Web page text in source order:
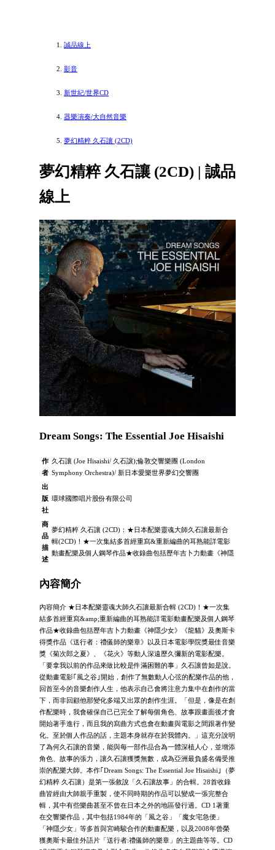
誠品線上
影音
新世紀/世界CD
器樂演奏/大自然音樂
夢幻精粹 久石讓 (2CD)
夢幻精粹 久石讓 (2CD) | 誠品
線上
Dream Songs: The Essential Joe Hisaishi
作
者
久石讓 (Joe Hisaishi/ 久石譲);倫敦交響樂團 (London
Symphony Orchestra)/ 新日本愛樂世界夢幻交響團
出
版
社
環球國際唱片股份有限公司
商
品
描
述
夢幻精粹 久石讓 (2CD)：★日本配樂靈魂大師久石讓最新合
輯(2CD)！★一次集結多首經重寫&重新編曲的耳熟能詳電影
動畫配樂及個人鋼琴作品★收錄曲包括歷年吉卜力動畫《神隱
內容簡介
內容簡介 ★日本配樂靈魂大師久石讓最新合輯 (2CD)！★一次集
結多首經重寫&amp;重新編曲的耳熟能詳電影動畫配樂及個人鋼琴
作品★收錄曲包括歷年吉卜力動畫《神隱少女》《龍貓》及奧斯卡
得獎作品《送行者：禮儀師的樂章》以及日本電影學院獎最佳音樂
獎《菊次郎之夏》、《花火》等動人深遠歷久彌新的電影配樂。
「要拿我以前的作品來做比較是件滿困難的事」久石讓曾如是說。
從動畫電影｢風之谷｣開始，創作了無數動人心弦的配樂作品的他，
回首至今的音樂創作人生，他表示自己會將注意力集中在創作的當
下，而非回顧他那變化多端又出眾的創作生涯。「但是，像是在創
作配樂時，我會確保自己已完全了解每個角色、故事跟畫面後才會
開始著手進行，而且我的寫曲方式也會在動畫與電影之間跟著作變
化。至於個人作品的話，主題本身就存在於我體內。」這充分說明
了為何久石讓的音樂，能與每一部作品合為一體深植人心，並增添
角色、故事的張力，讓久石讓獲獎無數，成為亞洲最負盛名備受推
崇的配樂大師。本作｢Dream Songs: The Essential Joe Hisaishi｣（夢
幻精粹 久石讓）是第一張敘說「久石讓故事」的合輯。28首收錄
曲皆經由大師親手重製，使不同時期的作品可以變成一張完整合
輯，其中有些樂曲甚至不曾在日本之外的地區發行過。CD 1著重
在交響樂作品，其中包括1984年的「風之谷」「魔女宅急便」
「神隱少女」等多首與宮崎駿合作的動畫配樂，以及2008年曾榮
獲奧斯卡最佳外語片「送行者:禮儀師的樂章」的主題曲等等。CD